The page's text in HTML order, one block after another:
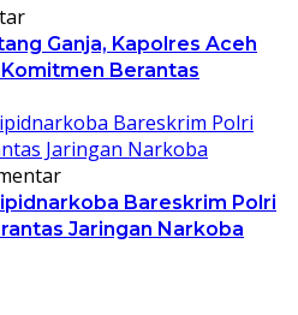
Ganja, Kapolres Aceh
Berantas
Bareskrim Polri
Jaringan Narkoba